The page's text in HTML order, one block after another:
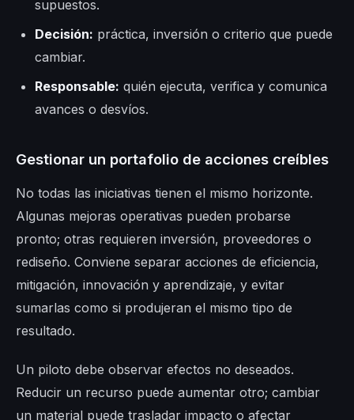
supuestos.
Decisión: práctica, inversión o criterio que puede
cambiar.
Responsable: quién ejecuta, verifica y comunica
avances o desvíos.
Gestionar un portafolio de acciones creíbles
No todas las iniciativas tienen el mismo horizonte.
Algunas mejoras operativas pueden probarse
pronto; otras requieren inversión, proveedores o
rediseño. Conviene separar acciones de eficiencia,
mitigación, innovación y aprendizaje, y evitar
sumarlas como si produjeran el mismo tipo de
resultado.
Un piloto debe observar efectos no deseados.
Reducir un recurso puede aumentar otro; cambiar
un material puede trasladar impacto o afectar